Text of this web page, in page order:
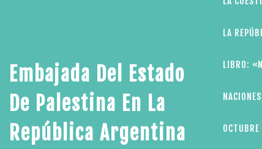
Embajada Del Estado
De Palestina En La
República Argentina
LA
LIBRO:
OCTUBRE